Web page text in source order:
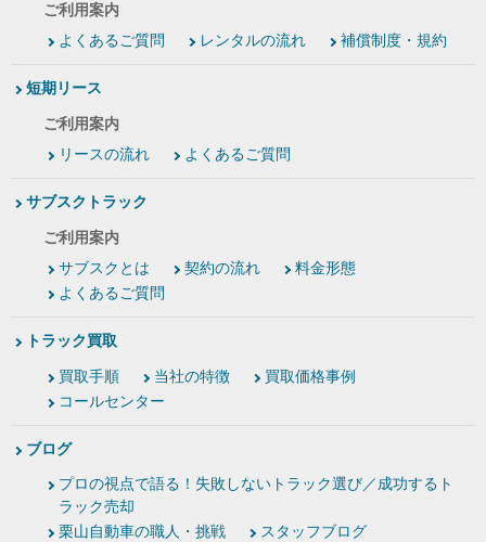
ご利用案内
よくあるご質問
レンタルの流れ 補償制度・規約
短期リース
ご利用案内
リースの流れ
よくあるご質問
サブスクトラック
ご利用案内
サブスクとは
契約の流れ
料金形態
よくあるご質問
トラック買取
買取手順 当社の特徴
買取価格事例
コールセンター
ブログ
プロの視点で語る！失敗しないトラック選び／成功するト
ラック売却
栗山自動車の職人・挑戦
スタッフブログ